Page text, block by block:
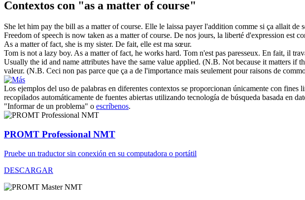
Contextos con "as a matter of course"
She let him pay the bill as a matter of course. Elle le laissa payer l'addition comme si ça allait de
Freedom of speech is now taken as a matter of course. De nos jours, la liberté d'expression est
As a matter offact, she is my sister. De fait, elle est ma sœur.
Tom is not a lazy boy. As a matter offact, he works hard. Tom n'est pas paresseux. En fait, il
Usually the id and name attributes have the same value applied. (N.B. Not because it matters if
valeur. (N.B. Ceci non pas parce que ça a de l'importance mais seulement pour raisons de
Los ejemplos del uso de palabras en diferentes contextos se proporcionan únicamente con
recopilados automáticamente de fuentes abiertas utilizando tecnología de búsqueda basada
"Informar de un problema" o escríbenos.
PROMT Professional NMT
Pruebe un traductor sin conexión en su computadora o portátil
DESCARGAR